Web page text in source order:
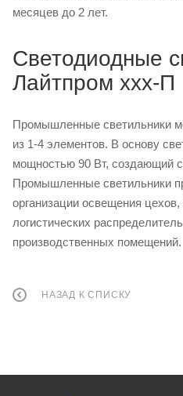
месяцев до 2 лет.
Светодиодные
Лайтпром ххх-П
Промышленные светильники
из 1-4 элементов. В основу
мощностью 90 Вт, создающий
Промышленные светильники
организации освещения цехов,
логистических
производственных помещений.
НАЗАД К СПИСКУ